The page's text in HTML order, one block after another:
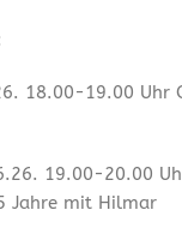
18.00-19.00 Uhr
19.00-20.00
Jahre mit Hilmar